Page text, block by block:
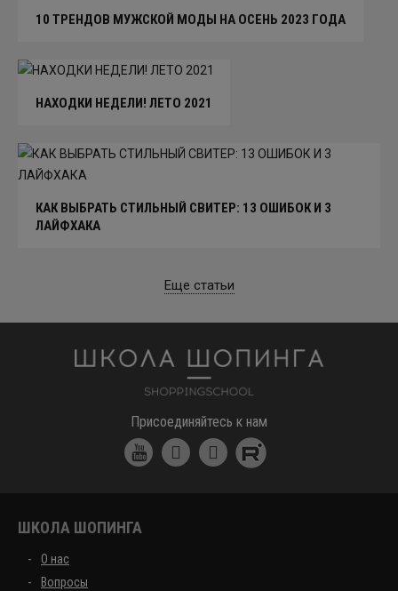
10 ТРЕНДОВ МУЖСКОЙ МОДЫ НА ОСЕНЬ 2023 ГОДА
НАХОДКИ НЕДЕЛИ! ЛЕТО 2021
КАК ВЫБРАТЬ СТИЛЬНЫЙ СВИТЕР: 13 ОШИБОК И 3
ЛАЙФХАКА
Еще статьи
Присоединяйтесь к нам
ШКОЛА ШОПИНГА
О нас
Вопросы